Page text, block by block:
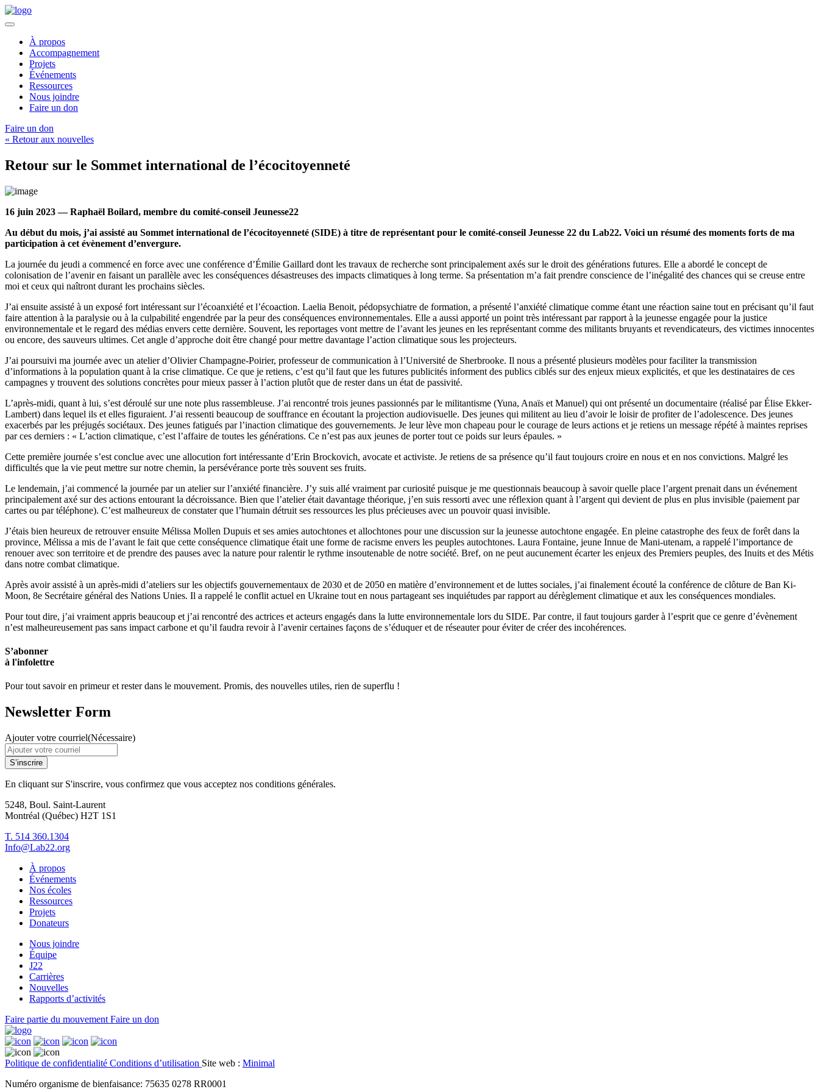
À propos
Accompagnement
Projets
Événements
Ressources
Nous joindre
Faire un don
Faire un don
« Retour aux nouvelles
Retour sur le Sommet international de l’écocitoyenneté
16 juin 2023 — Raphaël Boilard, membre du comité-conseil Jeunesse22
Au début du mois, j’ai assisté au Sommet international de l’écocitoyenneté (SIDE) à titre de représentant pour le comité-conseil Jeunesse 22 du Lab22. Voici un résumé des moments forts de ma
participation à cet évènement d’envergure.
La journée du jeudi a commencé en force avec une conférence d’Émilie Gaillard dont les travaux de recherche sont principalement axés sur le droit des générations futures. Elle a abordé le concept de
colonisation de l’avenir en faisant un parallèle avec les conséquences désastreuses des impacts climatiques à long terme. Sa présentation m’a fait prendre conscience de l’inégalité des chances qui se creuse entre
moi et ceux qui naîtront durant les prochains siècles.
J’ai ensuite assisté à un exposé fort intéressant sur l’écoanxiété et l’écoaction. Laelia Benoit, pédopsychiatre de formation, a présenté l’anxiété climatique comme étant une réaction saine tout en précisant qu’il faut
faire attention à la paralysie ou à la culpabilité engendrée par la peur des conséquences environnementales. Elle a aussi apporté un point très intéressant par rapport à la jeunesse engagée pour la justice
environnementale et le regard des médias envers cette dernière. Souvent, les reportages vont mettre de l’avant les jeunes en les représentant comme des militants bruyants et revendicateurs, des victimes innocentes
ou encore, des sauveurs ultimes. Cet angle d’approche doit être changé pour mettre davantage l’action climatique sous les projecteurs.
J’ai poursuivi ma journée avec un atelier d’Olivier Champagne-Poirier, professeur de communication à l’Université de Sherbrooke. Il nous a présenté plusieurs modèles pour faciliter la transmission
d’informations à la population quant à la crise climatique. Ce que je retiens, c’est qu’il faut que les futures publicités informent des publics ciblés sur des enjeux mieux explicités, et que les destinataires de ces
campagnes y trouvent des solutions concrètes pour mieux passer à l’action plutôt que de rester dans un état de passivité.
L’après-midi, quant à lui, s’est déroulé sur une note plus rassembleuse. J’ai rencontré trois jeunes passionnés par le militantisme (Yuna, Anaïs et Manuel) qui ont présenté un documentaire (réalisé par Élise Ekker-
Lambert) dans lequel ils et elles figuraient. J’ai ressenti beaucoup de souffrance en écoutant la projection audiovisuelle. Des jeunes qui militent au lieu d’avoir le loisir de profiter de l’adolescence. Des jeunes
exacerbés par les préjugés sociétaux. Des jeunes fatigués par l’inaction climatique des gouvernements. Je leur lève mon chapeau pour le courage de leurs actions et je retiens un message répété à maintes reprises
par ces derniers : « L’action climatique, c’est l’affaire de toutes les générations. Ce n’est pas aux jeunes de porter tout ce poids sur leurs épaules. »
Cette première journée s’est conclue avec une allocution fort intéressante d’Erin Brockovich, avocate et activiste. Je retiens de sa présence qu’il faut toujours croire en nous et en nos convictions. Malgré les
difficultés que la vie peut mettre sur notre chemin, la persévérance porte très souvent ses fruits.
Le lendemain, j’ai commencé la journée par un atelier sur l’anxiété financière. J’y suis allé vraiment par curiosité puisque je me questionnais beaucoup à savoir quelle place l’argent prenait dans un événement
principalement axé sur des actions entourant la décroissance. Bien que l’atelier était davantage théorique, j’en suis ressorti avec une réflexion quant à l’argent qui devient de plus en plus invisible (paiement par
cartes ou par téléphone). C’est malheureux de constater que l’humain détruit ses ressources les plus précieuses avec un pouvoir quasi invisible.
J’étais bien heureux de retrouver ensuite Mélissa Mollen Dupuis et ses amies autochtones et allochtones pour une discussion sur la jeunesse autochtone engagée. En pleine catastrophe des feux de forêt dans la
province, Mélissa a mis de l’avant le fait que cette conséquence climatique était une forme de racisme envers les peuples autochtones. Laura Fontaine, jeune Innue de Mani-utenam, a rappelé l’importance de
renouer avec son territoire et de prendre des pauses avec la nature pour ralentir le rythme insoutenable de notre société. Bref, on ne peut aucunement écarter les enjeux des Premiers peuples, des Inuits et des Métis
dans notre combat climatique.
Après avoir assisté à un après-midi d’ateliers sur les objectifs gouvernementaux de 2030 et de 2050 en matière d’environnement et de luttes sociales, j’ai finalement écouté la conférence de clôture de Ban Ki-
Moon, 8e Secrétaire général des Nations Unies. Il a rappelé le conflit actuel en Ukraine tout en nous partageant ses inquiétudes par rapport au dérèglement climatique et aux les conséquences mondiales.
Pour tout dire, j’ai vraiment appris beaucoup et j’ai rencontré des actrices et acteurs engagés dans la lutte environnementale lors du SIDE. Par contre, il faut toujours garder à l’esprit que ce genre d’évènement
n’est malheureusement pas sans impact carbone et qu’il faudra revoir à l’avenir certaines façons de s’éduquer et de réseauter pour éviter de créer des incohérences.
S’abonner
à l'infolettre
Pour tout savoir en primeur et rester dans le mouvement. Promis, des nouvelles utiles, rien de superflu !
Newsletter Form
Ajouter votre courriel(Nécessaire)
S’inscrire
En cliquant sur S'inscrire, vous confirmez que vous acceptez nos conditions générales.
5248, Boul. Saint-Laurent
Montréal (Québec) H2T 1S1
T. 514 360.1304
Info@Lab22.org
À propos
Événements
Nos écoles
Ressources
Projets
Donateurs
Nous joindre
Équipe
J22
Carrières
Nouvelles
Rapports d’activités
Faire partie du mouvement Faire un don
Politique de confidentialité Conditions d’utilisation Site web : Minimal
Numéro organisme de bienfaisance: 75635 0278 RR0001